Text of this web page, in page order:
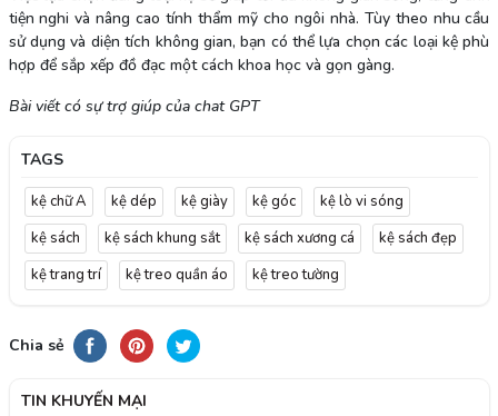
tiện nghi và nâng cao tính thẩm mỹ cho ngôi nhà. Tùy theo nhu cầu
sử dụng và diện tích không gian, bạn có thể lựa chọn các loại kệ phù
hợp để sắp xếp đồ đạc một cách khoa học và gọn gàng.
Bài viết có sự trợ giúp của chat GPT
TAGS
kệ chữ A kệ dép kệ giày kệ góc
kệ lò vi sóng
kệ sách
kệ sách khung sắt kệ sách xương cá
kệ sách đẹp
kệ trang trí
kệ treo quần áo kệ treo tường
Chia sẻ
TIN KHUYẾN MẠI